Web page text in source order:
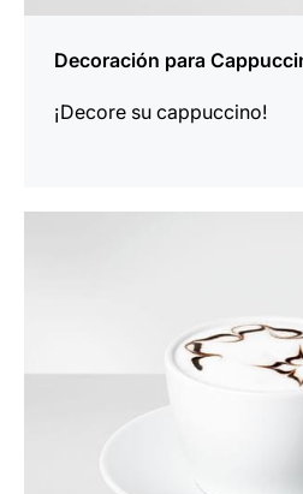
Decoración para
¡Decore su cappuccino!